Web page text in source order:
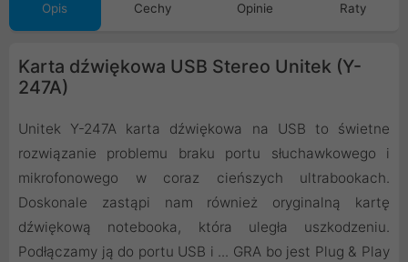
Opis Cechy Opinie Raty
Karta dźwiękowa USB Stereo Unitek (Y-
247A)
Unitek Y-247A karta dźwiękowa na USB to świetne
rozwiązanie problemu braku portu słuchawkowego i
mikrofonowego w coraz cieńszych ultrabookach.
Doskonale zastąpi nam również oryginalną kartę
dźwiękową notebooka, która uległa uszkodzeniu.
Podłączamy ją do portu USB i ... GRA bo jest Plug & Play